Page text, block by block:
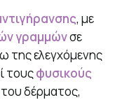
, με
γραμμώνσε
της ελεγχόμενης
τουςφυσικούς
του δέρματος,